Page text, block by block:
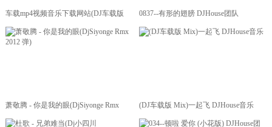
车载mp4视频音乐下载网站(DJ车载版
Mix)一直很安静 (弹鼓) DJHouse团队出
品
0837--有形的翅膀 DJHouse团队
萧敬腾 - 你是我的眼(DjSiyonge Rmx
2012 弹)
(DJ车载版 Mix)一起飞 DJHouse音乐